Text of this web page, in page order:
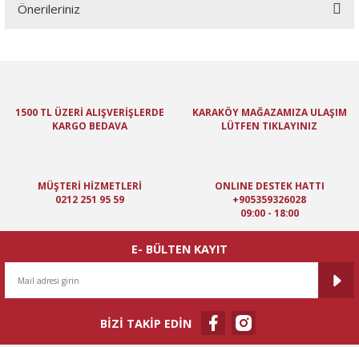
Önerileriniz
Ürün resmi kalitesiz, bozuk veya görüntülenemiyor.
Ürün bilgilerinde hatalar bulunuyor.
Ürün fiyatı diğer sitelerden daha pahalı.
Gönder
1500 TL ÜZERİ ALIŞVERİŞLERDE
KARGO BEDAVA
KARAKÖY MAĞAZAMIZA ULAŞIM
LÜTFEN TIKLAYINIZ
MÜŞTERİ HİZMETLERİ
0212 251 95 59
ONLINE DESTEK HATTI
+905359326028
09:00 - 18:00
E- BÜLTEN KAYIT
BİZİ TAKİP EDİN